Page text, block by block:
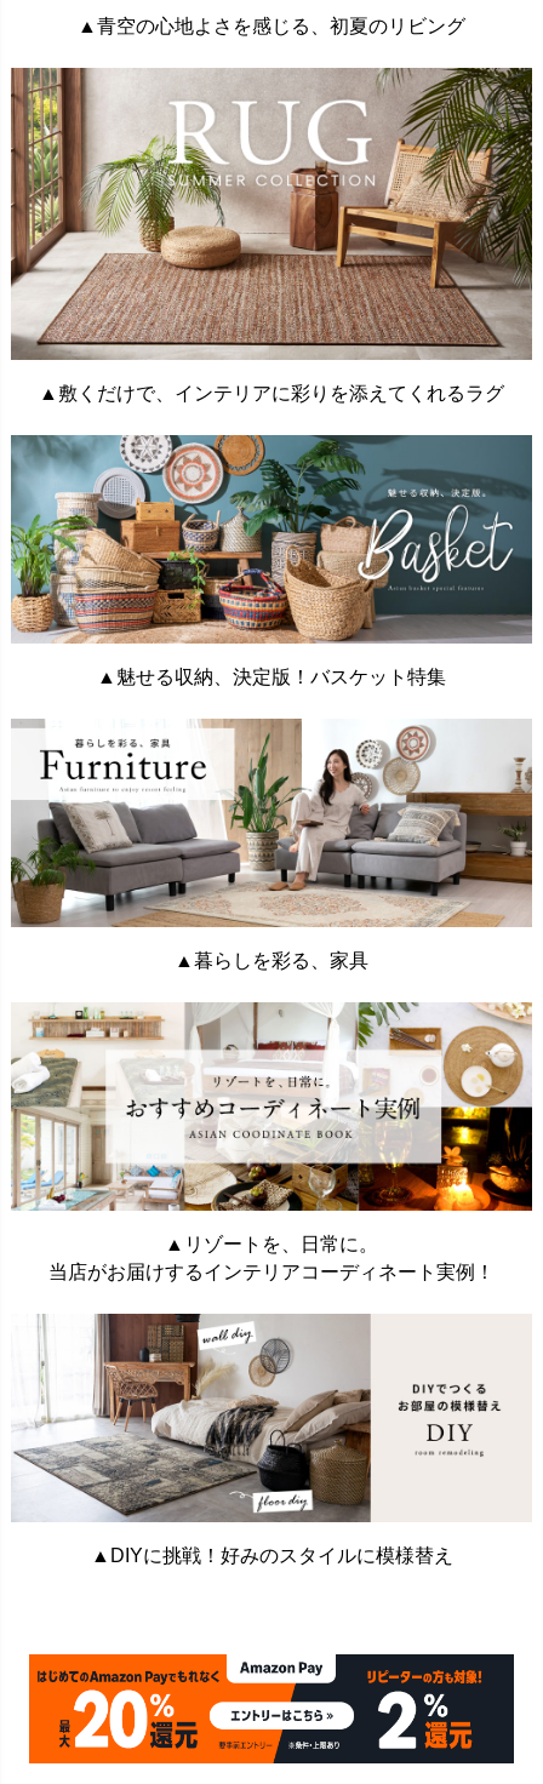
▲青空の心地よさを感じる、初夏のリビング
▲敷くだけで、インテリアに彩りを添えてくれるラグ
▲魅せる収納、決定版！バスケット特集
▲暮らしを彩る、家具
▲リゾートを、日常に。
当店がお届けするインテリアコーディネート実例！
▲DIYに挑戦！好みのスタイルに模様替え